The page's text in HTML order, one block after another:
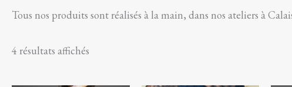
Tous nos produits sont réalisés à la main, dans nos ateliers à
4 résultats affichés